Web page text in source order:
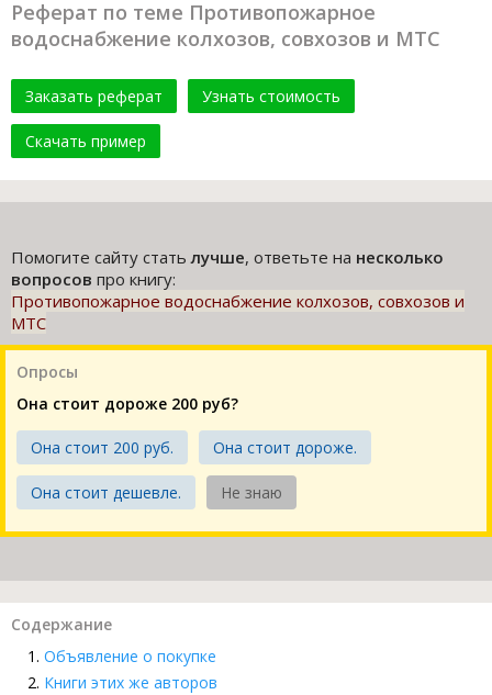
Реферат по теме Противопожарное
водоснабжение колхозов, совхозов и МТС
Заказать реферат Узнать стоимость
Скачать пример
Помогите сайту статьлучше, ответьте на несколько
вопросов про книгу:
Противопожарное водоснабжение колхозов, совхозов и
МТС
Опросы
Она стоит дороже 200 руб?
Она стоит 200 руб. Она стоит дороже.
Она стоит дешевле. Не знаю
Содержание
Объявление о покупке
Книги этих же авторов